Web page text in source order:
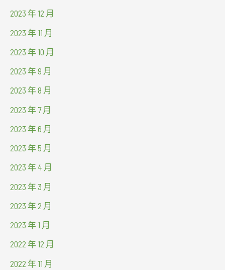
2023 年 12 月
2023 年 11 月
2023 年 10 月
2023 年 9 月
2023 年 8 月
2023 年 7 月
2023 年 6 月
2023 年 5 月
2023 年 4 月
2023 年 3 月
2023 年 2 月
2023 年 1 月
2022 年 12 月
2022 年 11 月